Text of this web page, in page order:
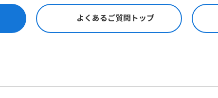
よくあるご質問トップ